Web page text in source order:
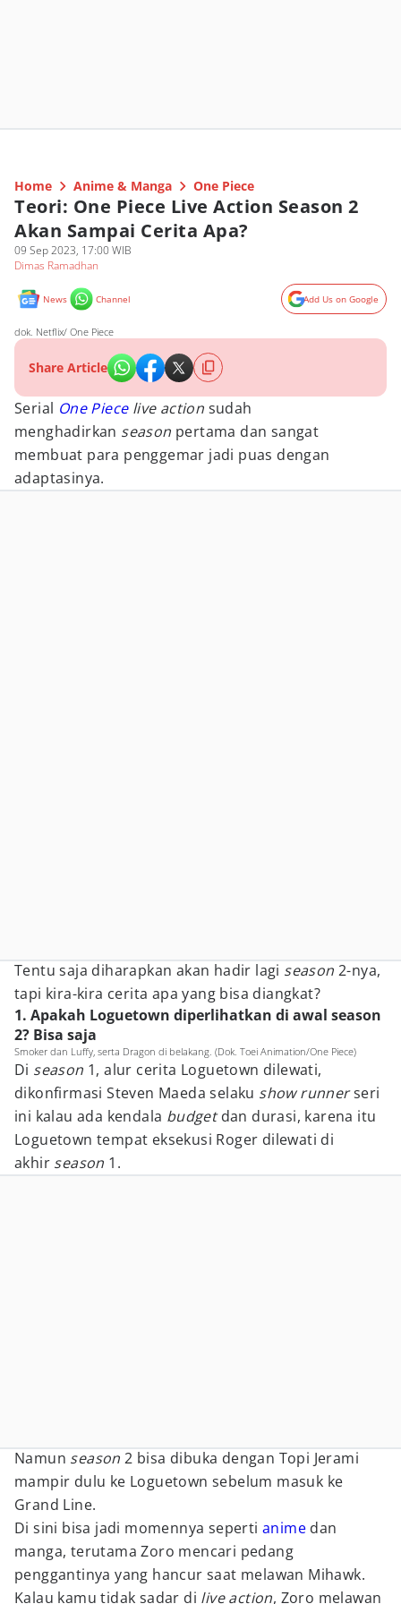
Home Anime & Manga One Piece
Teori: One Piece Live Action Season 2
Akan Sampai Cerita Apa?
09 Sep 2023, 17:00 WIB
Dimas Ramadhan
News Channel Add Us on Google
dok. Netflix/ One Piece
Share Article
Serial One Piecelive action sudah
menghadirkan season pertama dan sangat
membuat para penggemar jadi puas dengan
adaptasinya.
Tentu saja diharapkan akan hadir lagi season2-nya,
tapi kira-kira cerita apa yang bisa diangkat?
1. Apakah Loguetown diperlihatkan di awal season
2? Bisa saja
Smoker dan Luffy, serta Dragon di belakang. (Dok. Toei Animation/One Piece)
Di season 1, alur cerita Loguetown dilewati,
dikonfirmasi Steven Maeda selaku show runnerseri
ini kalau ada kendala budgetdan durasi, karena itu
Loguetown tempat eksekusi Roger dilewati di
akhir season 1.
Namun season2 bisa dibuka dengan Topi Jerami
mampir dulu ke Loguetown sebelum masuk ke
Grand Line.
Di sini bisa jadi momennya seperti anime dan
manga, terutama Zoro mencari pedang
penggantinya yang hancur saat melawan Mihawk.
Kalau kamu tidak sadar di live action, Zoro melawan